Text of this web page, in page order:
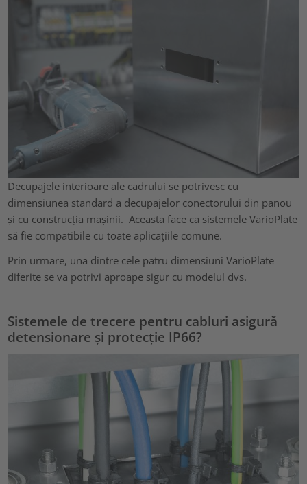
Decupajele interioare ale cadrului se potrivesc cu
dimensiunea standard a decupajelor conectorului din panou
și cu construcția mașinii. Aceasta face ca sistemele VarioPlate
să fie compatibile cu toate aplicațiile comune.
Prin urmare, una dintre cele patru dimensiuni VarioPlate
diferite se va potrivi aproape sigur cu modelul dvs.
Sistemele de trecere pentru cabluri asigură
detensionare și protecție IP66?